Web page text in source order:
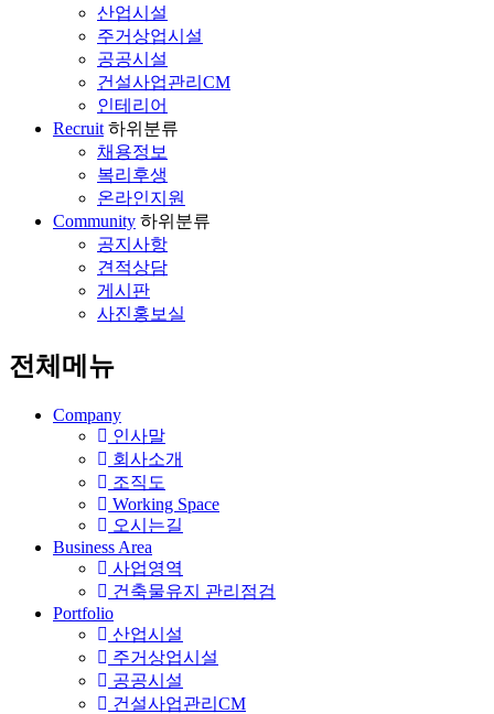
산업시설
주거상업시설
공공시설
건설사업관리CM
인테리어
Recruit 하위분류
채용정보
복리후생
온라인지원
Community 하위분류
공지사항
견적상담
게시판
사진홍보실
전체메뉴
Company
인사말
회사소개
조직도
Working Space
오시는길
Business Area
사업영역
건축물유지 관리점검
Portfolio
산업시설
주거상업시설
공공시설
건설사업관리CM